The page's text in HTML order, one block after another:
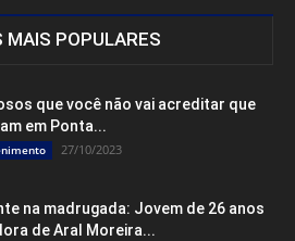
MAIS POPULARES
que você não vai acreditar que
em Ponta...
27/10/2023
na madrugada: Jovem de 26 anos
de Aral Moreira...